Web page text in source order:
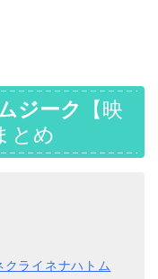
ジーク
【映
とめ
クライネナハトム